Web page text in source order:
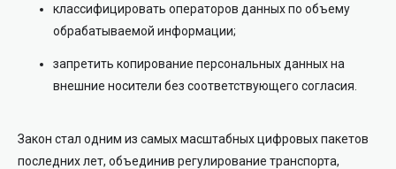
классифицировать операторов данных по объему
обрабатываемой информации;
запретить копирование персональных данных на
внешние носители без соответствующего согласия.
Закон стал одним из самых масштабных цифровых пакетов
последних лет, объединив регулирование транспорта,